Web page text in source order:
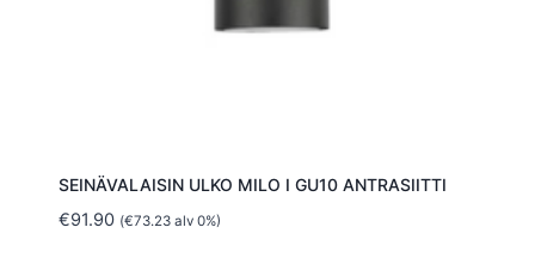
SEINÄVALAISIN ULKO MILO I GU10 ANTRASIITTI
€91.90 (€73.23alv 0%)